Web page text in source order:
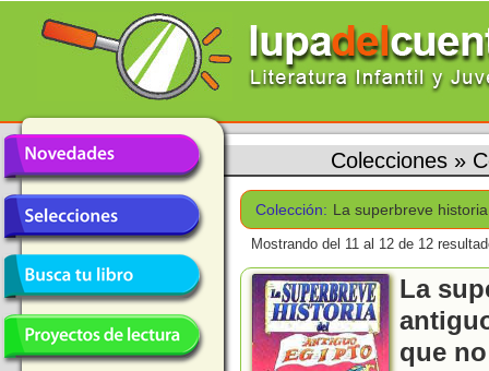
Colecciones »
Colección: La superbreve
Mostrando del 11 al 12 de 12
La
que